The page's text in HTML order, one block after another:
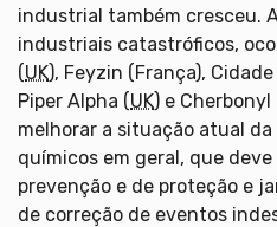
industrial também cresceu.
industriais catastróficos,
(UK), Feyzin (França),
Piper Alpha (UK) e Cherbonyl
melhorar a situação atual
químicos em geral, que
prevenção e de proteção e
de correção de eventos